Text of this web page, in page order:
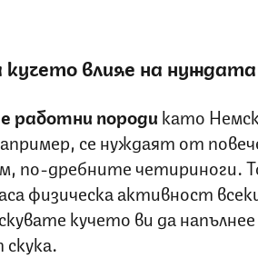
влияе на
работни породи като
се нуждаят от
по-дребните четириноги.
физическа активност
кучето ви да напълнее